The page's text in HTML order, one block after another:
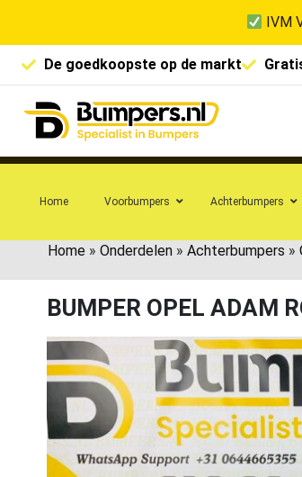
IVM
De goedkoopste op de markt
Home Voorbumpers Achterbumpers
Home » Onderdelen » Achterbumpers »
BUMPER OPEL ADAM